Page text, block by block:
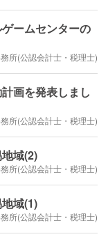
ームセンターの
所(公認会計士・税理士)
画を発表しまし
所(公認会計士・税理士)
域(2)
所(公認会計士・税理士)
域(1)
所(公認会計士・税理士)